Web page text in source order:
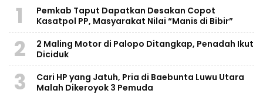
1
Pemkab Taput Dapatkan Desakan Copot
Kasatpol PP, Masyarakat Nilai “Manis di Bibir”
2
2 Maling Motor di Palopo Ditangkap, Penadah Ikut
Diciduk
3
Cari HP yang Jatuh, Pria di Baebunta Luwu Utara
Malah Dikeroyok 3 Pemuda